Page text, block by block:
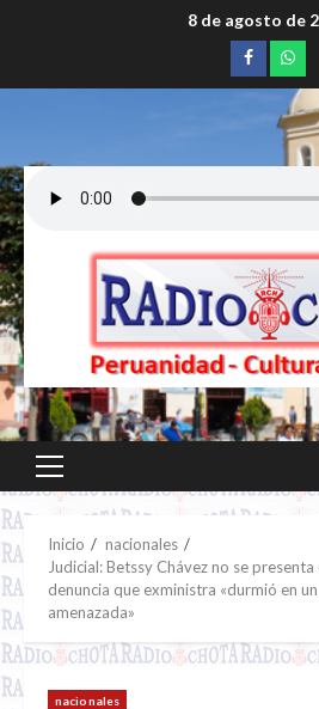
8 de agosto de
Facebook
Menú
principal
Inicio
nacionales
Judicial: Betssy Chávez no se
denuncia que exministra «durmió en
amenazada»
nacionales